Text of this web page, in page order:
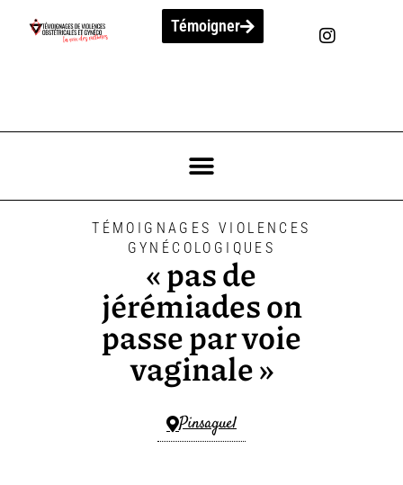
Témoigner
TÉMOIGNAGES VIOLENCES
GYNÉCOLOGIQUES
« pas de
jérémiades on
passe par voie
vaginale »
Pinsaguel